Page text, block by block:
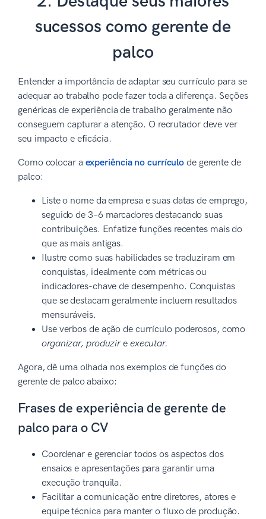
sucessos como gerente de
palco
Entender a importância de adaptar seu currículo para se
adequar ao trabalho pode fazer toda a diferença. Seções
genéricas de experiência de trabalho geralmente não
conseguem capturar a atenção. O recrutador deve ver
seu impacto e eficácia.
Como colocar a experiência no currículo de gerente de
palco:
Liste o nome da empresa e suas datas de emprego,
seguido de 3–6 marcadores destacando suas
contribuições. Enfatize funções recentes mais do
que as mais antigas.
Ilustre como suas habilidades se traduziram em
conquistas, idealmente com métricas ou
indicadores-chave de desempenho. Conquistas
que se destacam geralmente incluem resultados
mensuráveis.
Use verbos de ação de currículo poderosos, como
organizar, produzire executar.
Agora, dê uma olhada nos exemplos de funções do
gerente de palco abaixo:
Frases de experiência de gerente de
palco para o CV
Coordenar e gerenciar todos os aspectos dos
ensaios e apresentações para garantir uma
execução tranquila.
Facilitar a comunicação entre diretores, atores e
equipe técnica para manter o fluxo de produção.